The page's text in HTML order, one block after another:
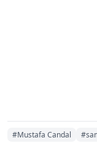
#Mustafa Candal